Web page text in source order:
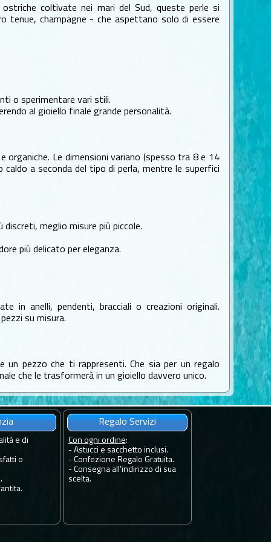
coltivate nei mari del Sud, queste perle si
tenue, champagne - che aspettano solo di essere
o sperimentare vari stili.
al gioiello finale grande personalità.
Le dimensioni variano (spesso tra 8 e 14
a seconda del tipo di perla, mentre le superfici
meglio misure più piccole.
più delicato per eleganza.
in anelli, pendenti, bracciali o creazioni originali.
su misura.
pezzo che ti rappresenti. Che sia per un regalo
che le trasformerà in un gioiello davvero unico.
e di
o
Regalo Servizi
Con ogni ordine:
- Astucci e sacchetto inclusi.
- Confezione Regalo Gratuita.
- Consegna all'indirizzo di sua
scelta.